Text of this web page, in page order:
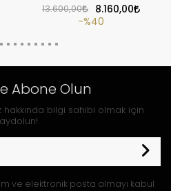
13.600,00
8.160,00
%40
Abone Olun
hakkında bilgi sahibi olmak için
ve elektronik posta almayı kabul